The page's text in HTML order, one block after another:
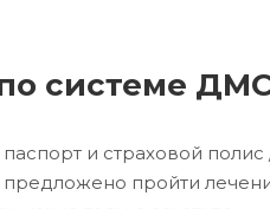
системе
и страховой
пройти